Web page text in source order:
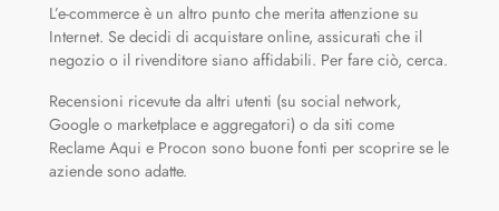
L’e-commerce è un altro punto che merita attenzione su
Internet. Se decidi di acquistare online, assicurati che il
negozio o il rivenditore siano affidabili. Per fare ciò, cerca.
Recensioni ricevute da altri utenti (su social network,
Google o marketplace e aggregatori) o da siti come
Reclame Aqui e Procon sono buone fonti per scoprire se le
aziende sono adatte.